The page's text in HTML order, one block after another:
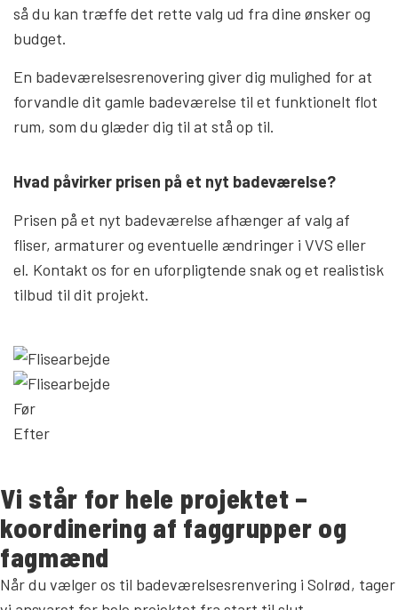
så du kan træffe det rette valg ud fra dine ønsker og
budget.
En badeværelsesrenovering giver dig mulighed for at
forvandle dit gamle badeværelse til et funktionelt flot
rum, som du glæder dig til at stå op til.
Hvad påvirker prisen på et nyt badeværelse?
Prisen på et nyt badeværelse afhænger af valg af
fliser, armaturer og eventuelle ændringer i VVS eller
el. Kontakt os for en uforpligtende snak og et realistisk
tilbud til dit projekt.
Før
Efter
Vi står for hele projektet –
koordinering af faggrupper og
fagmænd​
Når du vælger os til badeværelsesrenvering i Solrød, tager